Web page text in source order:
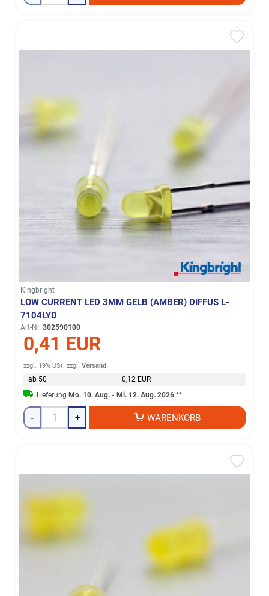
Kingbright
LOW CURRENT LED 3MM GELB (AMBER) DIFFUS L-
7104LYD
Art-Nr. 302590100
0,41 EUR
zzgl. 19% USt. zzgl.Versand
ab 50
0,12 EUR
LieferungMo. 10. Aug. - Mi. 12. Aug. 2026 **
- + WARENKORB